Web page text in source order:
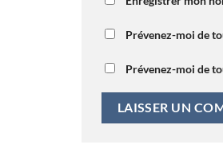
Prévenez-moi de
Prévenez-moi de